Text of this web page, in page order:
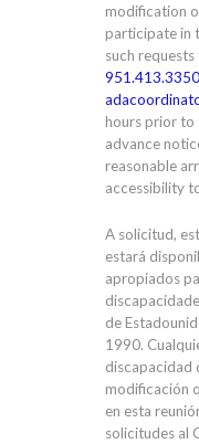
modification
participate in
such
951.413.3350
hours prior to
advance
reasonable
accessibility
A solicitud,
estará
apropiados
de
1990.
discapacidad
modificación
en esta
solicitudes al